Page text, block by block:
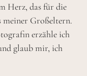
Herz, das für die
meiner Großeltern.
erzähle ich
glaub mir, ich